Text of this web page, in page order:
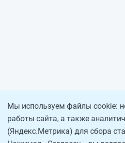
Мы используем файлы cookie:
работы сайта, а также
(Яндекс.Метрика) для сбора